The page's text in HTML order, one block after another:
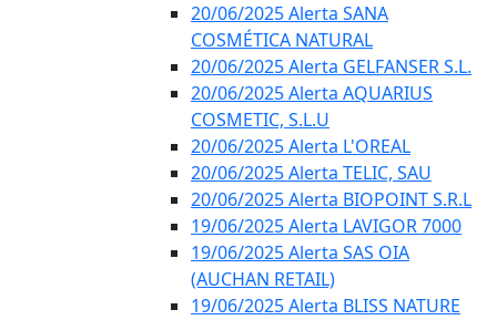
20/06/2025 Alerta SANA
COSMÉTICA NATURAL
20/06/2025 Alerta GELFANSER S.L.
20/06/2025 Alerta AQUARIUS
COSMETIC, S.L.U
20/06/2025 Alerta L'OREAL
20/06/2025 Alerta TELIC, SAU
20/06/2025 Alerta BIOPOINT S.R.L
19/06/2025 Alerta LAVIGOR 7000
19/06/2025 Alerta SAS OIA
(AUCHAN RETAIL)
19/06/2025 Alerta BLISS NATURE